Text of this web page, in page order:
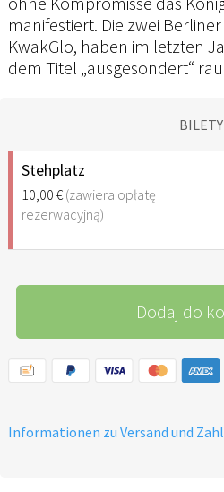
manifestiert. Die zwei
KwakGlo, haben im letzten
dem Titel „ausgesondert“
BILETY
Stehplatz
10,00 €(zawiera opłatę
rezerwacyjną)
Dodaj do
Informationen zu Versand und